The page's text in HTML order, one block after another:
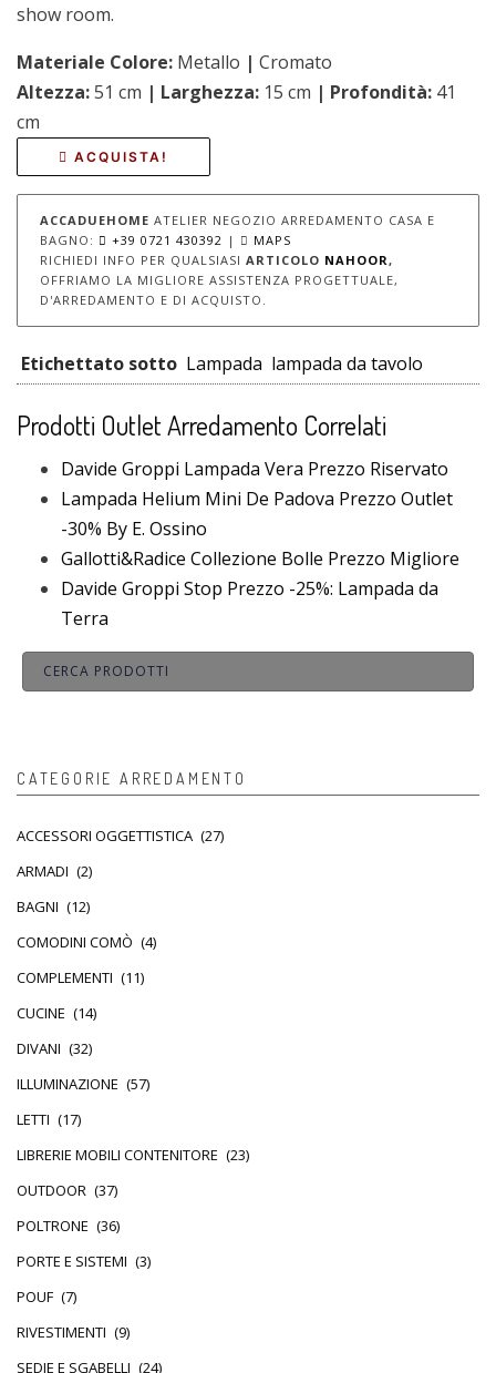
show room.
Materiale Colore: Metallo | Cromato
Altezza:51 cm | Larghezza: 15 cm | Profondità: 41
cm
ACQUISTA!
ACCADUEHOME ATELIER NEGOZIO ARREDAMENTO CASA E
BAGNO:
+39 0721 430392 |
MAPS
RICHIEDI INFO PER QUALSIASI ARTICOLO NAHOOR,
OFFRIAMO LA MIGLIORE ASSISTENZA PROGETTUALE,
D'ARREDAMENTO E DI ACQUISTO.
Etichettato sotto Lampada lampada da tavolo
Prodotti Outlet Arredamento Correlati
Davide Groppi Lampada Vera Prezzo Riservato
Lampada Helium Mini De Padova Prezzo Outlet
-30% By E. Ossino
Gallotti&Radice Collezione Bolle Prezzo Migliore
Davide Groppi Stop Prezzo -25%: Lampada da
Terra
CATEGORIE ARREDAMENTO
ACCESSORI OGGETTISTICA (27)
ARMADI (2)
BAGNI (12)
COMODINI COMÒ (4)
COMPLEMENTI (11)
CUCINE (14)
DIVANI (32)
ILLUMINAZIONE (57)
LETTI (17)
LIBRERIE MOBILI CONTENITORE (23)
OUTDOOR (37)
POLTRONE (36)
PORTE E SISTEMI (3)
POUF (7)
RIVESTIMENTI (9)
SEDIE E SGABELLI (24)